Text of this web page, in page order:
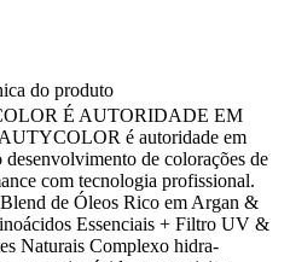
do produto
É AUTORIDADE EM
é autoridade em
desenvolvimento de colorações de
com tecnologia profissional.
de Óleos Rico em Argan &
Essenciais + Filtro UV &
Naturais Complexo hidra-